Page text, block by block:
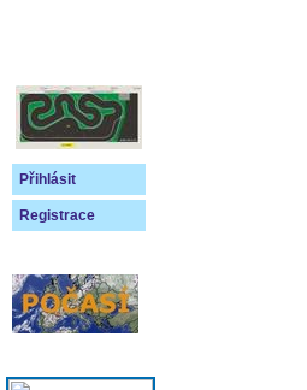
Přihlásit
Registrace